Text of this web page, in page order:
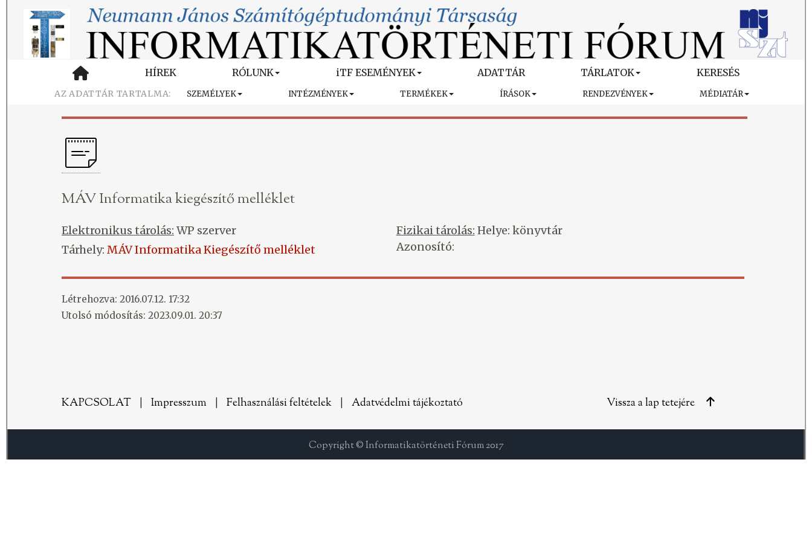
HÍREK RÓLUNK iTF ESEMÉNYEK ADATTÁR TÁRLATOK KERESÉS
SZEMÉLYEK INTÉZMÉNYEK TERMÉKEK ÍRÁSOK RENDEZVÉNYEK MÉDIATÁR
MÁV Informatika kiegészítő melléklet
Elektronikus tárolás: WP szerver
Tárhely: MÁV Informatika Kiegészítő melléklet
Fizikai tárolás: Helye: könyvtár
Azonosító:
Létrehozva: 2016.07.12. 17:32
Utolsó módosítás: 2023.09.01. 20:37
KAPCSOLAT Impresszum Felhasználási feltételek Adatvédelmi tájékoztató Vissza a lap tetejére
Copyright © Informatikatörténeti Fórum 2017